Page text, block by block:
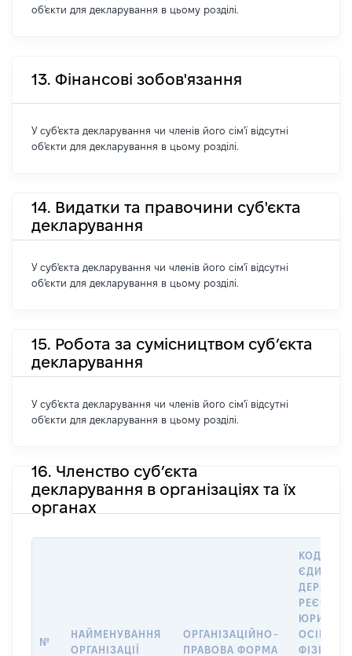
об'єкти для декларування в цьому розділі.
13. Фінансові зобов'язання
У суб'єкта декларування чи членів його сім'ї відсутні
об'єкти для декларування в цьому розділі.
14. Видатки та правочини суб'єкта
декларування
У суб'єкта декларування чи членів його сім'ї відсутні
об'єкти для декларування в цьому розділі.
15. Робота за сумісництвом суб’єкта
декларування
У суб'єкта декларування чи членів його сім'ї відсутні
об'єкти для декларування в цьому розділі.
16. Членство суб’єкта
декларування в організаціях та їх
органах
№
НАЙМЕНУВАННЯ
ОРГАНІЗАЦІЇ
ОРГАНІЗАЦІЙНО-
ПРАВОВА ФОРМА
КОД В
РЕЄСТРІ
ОСІБ,